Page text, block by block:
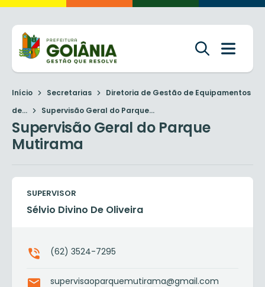
Início Secretarias
Diretoria de Gestão de Equipamentos
de...
Supervisão Geral do Parque...
Supervisão Geral do Parque
Mutirama
SUPERVISOR
Sélvio Divino De Oliveira
(62) 3524-7295
supervisaoparquemutirama@gmail.com